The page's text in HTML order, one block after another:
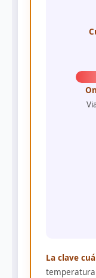
La clave
temperatura